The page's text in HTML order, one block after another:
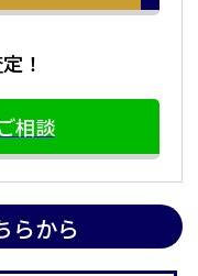
！
相談
らから